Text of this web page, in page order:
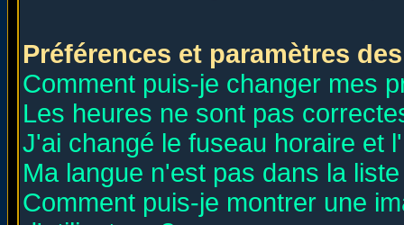
Préférences et paramètres
Comment puis-je changer mes
Les heures ne sont pas
J'ai changé le fuseau horaire et
Ma langue n'est pas dans la
Comment puis-je montrer une